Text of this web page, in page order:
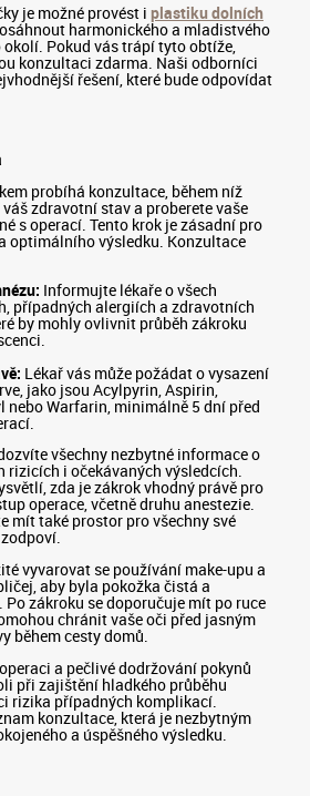
je možné provést i plastiku dolních
harmonického a mladistvého
Pokud vás trápí tyto obtíže,
konzultaci zdarma. Naši odborníci
řešení, které bude odpovídat
probíhá konzultace, během níž
zdravotní stav a proberete vaše
s operací. Tento krok je zásadní pro
optimálního výsledku. Konzultace
Informujte lékaře o všech
případných alergiích a zdravotních
by mohly ovlivnit průběh zákroku
Lékař vás může požádat o vysazení
jako jsou Acylpyrin, Aspirin,
nebo Warfarin, minimálně 5 dní před
všechny nezbytné informace o
rizicích i očekávaných výsledcích.
zda je zákrok vhodný právě pro
operace, včetně druhu anestezie.
mít také prostor pro všechny své
vyvarovat se používání make-upu a
aby byla pokožka čistá a
zákroku se doporučuje mít po ruce
chránit vaše oči před jasným
během cesty domů.
a pečlivé dodržování pokynů
při zajištění hladkého průběhu
rizika případných komplikací.
konzultace, která je nezbytným
a úspěšného výsledku.